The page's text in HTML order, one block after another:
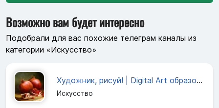
Возможно вам будет интересно
Подобрали для вас похожие телеграм каналы из
категории «Искусство»
Художник, рисуй! | Digital Art образование
Искусство